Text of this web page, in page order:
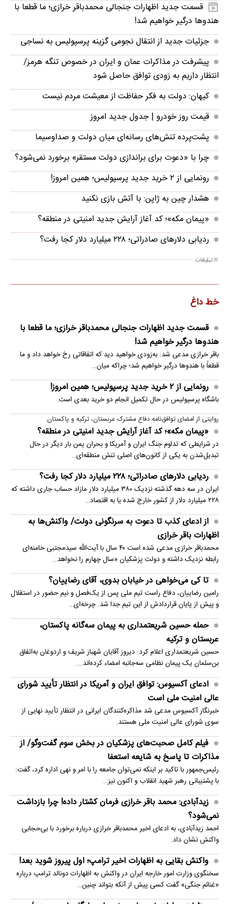
قسمت جدید اظهارات جنجالی محمدباقر خرازی؛ ما قطعا با
هندوها درگیر خواهیم شد!
جزئیات جدید از انتقال نجومی گزینه پرسپولیس به نساجی
پیشرفت در مذاکرات عمان و ایران در خصوص تنگه هرمز/
انتظار داریم به زودی توافق حاصل شود
کیهان: دولت به فکر حفاظت از معیشت مردم نیست
قیمت روز خودرو | جدول جدید امروز
پشت‌پرده تنش‌های رسانه‌ای میان دولت و صداوسیما
چرا با «دعوت برای براندازی دولت مستقر» برخورد نمی‌شود؟
رونمایی از ۲ خرید جدید پرسپولیس؛ همین امروز!
هشدار چین به ژاپن: با آتش بازی نکنید
«پیمان مکه»؛ کد آغاز آرایش جدید امنیتی در منطقه؟
ردیابی دلارهای صادراتی؛ ۲۲۸ میلیارد دلار کجا رفت؟
تبلیغات
خط داغ
قسمت جدید اظهارات جنجالی محمدباقر خرازی؛ ما قطعا با
هندوها درگیر خواهیم شد!
باقر خرازی مدعی شد: به‌زودی خواهید دید که اتفاقاتی رخ خواهد داد و ما
قطعاً با هندوها درگیر خواهیم شد؛ چراکه میان…
رونمایی از ۲ خرید جدید پرسپولیس؛ همین امروز!
باشگاه پرسپولیس در حال تکمیل انجام دو خرید بعدی است.
روایتی از امضای توافق‌نامه دفاع مشترک عربستان، ترکیه و پاکستان
«پیمان مکه»؛ کد آغاز آرایش جدید امنیتی در منطقه؟
در شرایطی که تداوم جنگ ایران و آمریکا و بحران یمن بار دیگر در حال
تبدیل‌شدن به یکی از کانون‌های اصلی تنش منطقه‌ای…
ردیابی دلارهای صادراتی؛ ۲۲۸ میلیارد دلار کجا رفت؟
ایران در سه دهه گذشته نزدیک ۳۸۰ میلیارد دلار مازاد حساب جاری داشته که
۲۲۸ میلیارد دلار از کشور خارج شده یا به اقتصاد…
از ادعای کذب تا دعوت به سرنگونی دولت/ واکنش‌ها به
اظهارات باقر خرازی‌
محمدباقر خرازی مدعی شده است ۴۰ سال با آیت‌الله سیدمجتبی خامنه‌ای
رابطه نزدیک داشته و دولت پزشکیان «سال چهارم را نخواهد…
تا کی می‌خواهی در خیابان بدوی، آقای رضاییان؟
رامین رضاییان، دفاع راست تیم ملی پس از یک‌فصل و نیم حضور در استقلال
و پیش از پایان قراردادش از این تیم جدا شد. چرخه‌ای…
حمله حسین شریعتمداری به پیمان سه‌گانه پاکستان،
عربستان و ترکیه
حسین شریعتمداری اعلام کرد: دیروز آقایان شهباز شریف و اردوغان به‌اتفاق
بن‌سلمان یک پیمان نظامی سه‌جانبه امضاء کرده‌اند.…
ادعای آکسیوس: توافق ایران و آمریکا در انتظار تأیید شورای
عالی امنیت ملی است
خبرنگار آکسیوس مدعی شد مذاکره‌کنندگان ایرانی در انتظار تأیید نهایی از
سوی شورای عالی امنیت ملی هستند.
فیلم کامل صحبت‌های پزشکیان در بخش سوم گفت‌وگو/ از
مذاکرات تا پاسخ به شایعه استعفا
رئیس‌جمهور با تاکید بر اینکه نمی‌توان جامعه را با امر و نهی اداره کرد، گفت:
با پشتیبانی رهبر شهید انقلاب و اکنون نیز…
زیدآبادی: محمد باقر خرازی فرمان کشتار داده! چرا بازداشت
نمی‌شود؟
احمد زیدآبادی، به ادعای اخیر محمدباقر خرازی درباره برخورد با بی‌حجابی
واکنش نشان داد.
واکنش بقایی به اظهارات اخیر ترامپ؛ اول پیروز شوید بعد!
سخنگوی وزارت امور خارجه ایران در واکنش به اظهارات دونالد ترامپ درباره
«غنائم جنگی» گفت کسی پیش از آنکه بتواند چنین…